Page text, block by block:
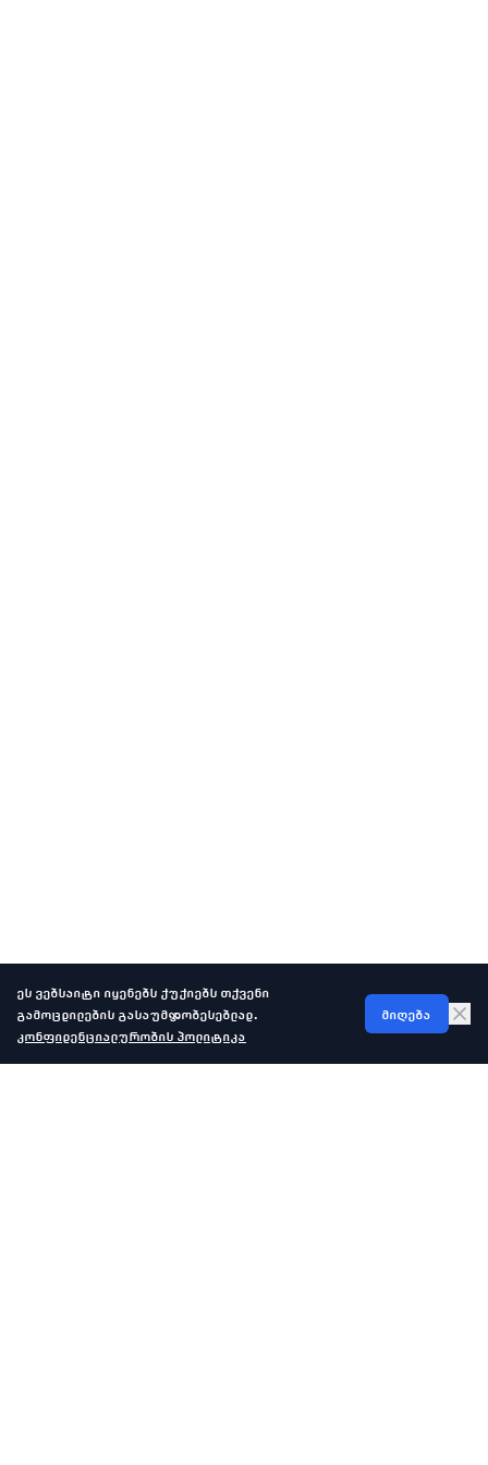
ეს ვებსაიტი იყენებს ქუქიებს თქვენი
გამოცდილების გასაუმჯობესებლად.
კონფიდენციალურობის პოლიტიკა
მიღება